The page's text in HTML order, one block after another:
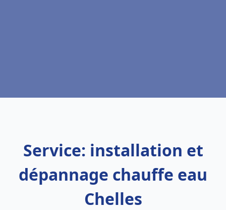
Service: installation et
dépannage chauffe eau
Chelles